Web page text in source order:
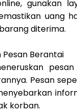
gunakan
uang
diterima.
Berantai
Pesan
korban.